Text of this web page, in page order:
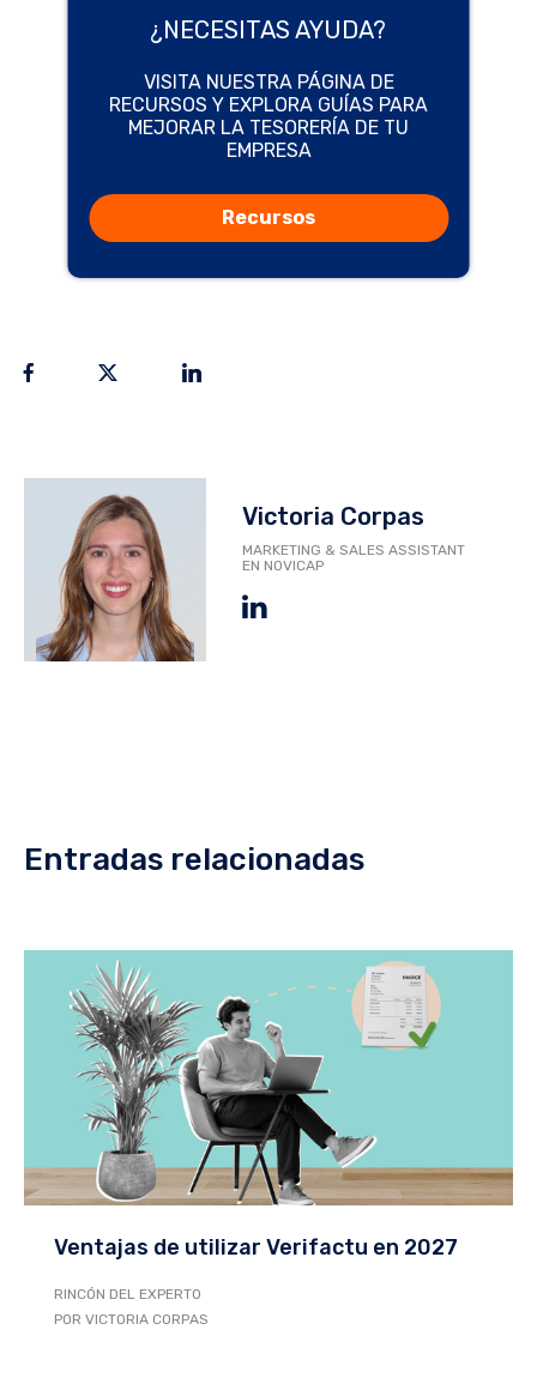
¿NECESITAS AYUDA?
VISITA NUESTRA PÁGINA DE
RECURSOS Y EXPLORA GUÍAS PARA
MEJORAR LA TESORERÍA DE TU
EMPRESA
Recursos
Victoria Corpas
MARKETING & SALES ASSISTANT
EN NOVICAP
Entradas relacionadas
Ventajas de utilizar Verifactu en 2027
RINCÓN DEL EXPERTO
POR VICTORIA CORPAS